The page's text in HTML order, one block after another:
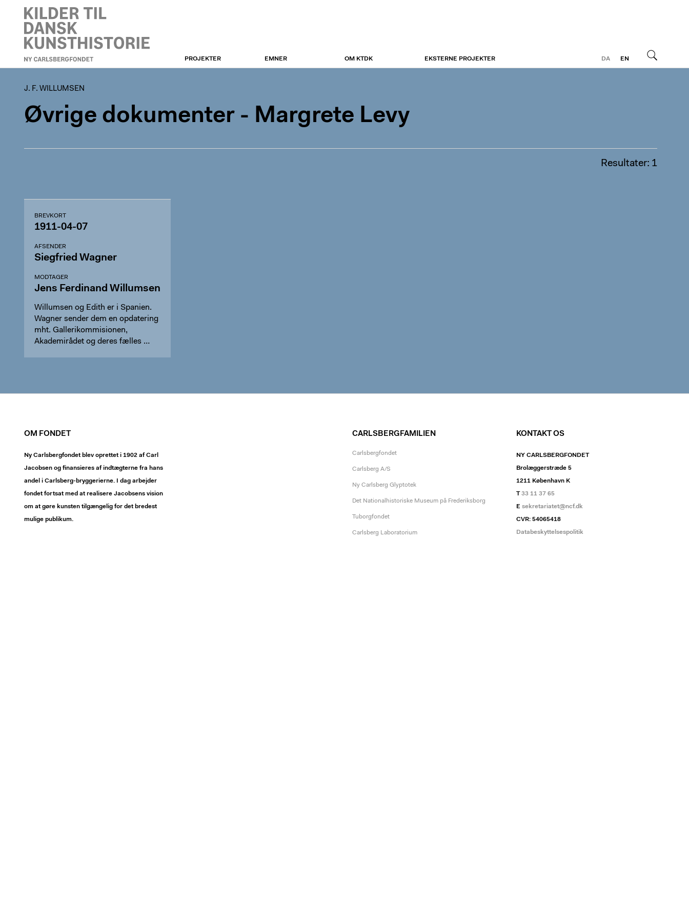
J. F. WILLUMSEN
DA
EN
PROJEKTER EMNER OM KTDK EKSTERNE PROJEKTER
J. F. WILLUMSEN
Øvrige dokumenter - Margrete Levy
Resultater: 1
BREVKORT
1911-04-07
AFSENDER
Siegfried Wagner
MODTAGER
Jens Ferdinand Willumsen
Willumsen og Edith er i Spanien.
Wagner sender dem en opdatering
mht. Gallerikommisionen,
Akademirådet og deres fælles …
OM FONDET
Ny Carlsbergfondet blev oprettet i 1902 af Carl
Jacobsen og finansieres af indtægterne fra hans
andel i Carlsberg-bryggerierne. I dag arbejder
fondet fortsat med at realisere Jacobsens vision
om at gøre kunsten tilgængelig for det bredest
mulige publikum.
CARLSBERGFAMILIEN
Carlsbergfondet
Carlsberg A/S
Ny Carlsberg Glyptotek
Det Nationalhistoriske Museum på Frederiksborg
Tuborgfondet
Carlsberg Laboratorium
KONTAKT OS
NY CARLSBERGFONDET
Brolæggerstræde 5
1211 København K
T33 11 37 65
E sekretariatet@ncf.dk
CVR: 54065418
Databeskyttelsespolitik